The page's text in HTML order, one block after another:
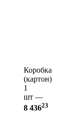
Коробка
(картон)
1
шт —
8 43623